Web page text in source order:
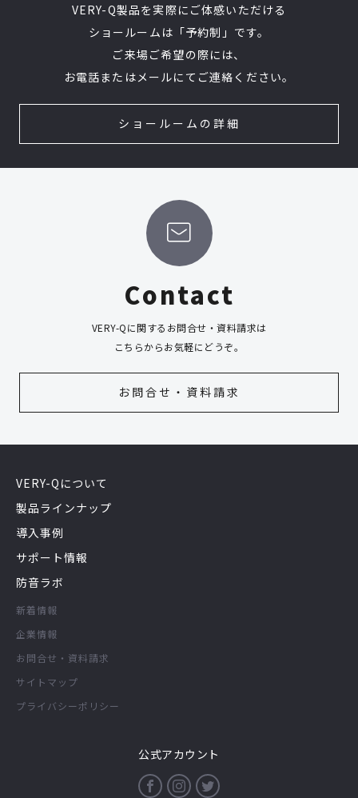
VERY-Q製品を実際にご体感いただける
ショールームは「予約制」です。
ご来場ご希望の際には、
お電話またはメールにてご連絡ください。
ショールームの詳細
Contact
VERY-Qに関するお問合せ・資料請求は
こちらからお気軽にどうぞ。
お問合せ・資料請求
VERY-Qについて
製品ラインナップ
導入事例
サポート情報
防音ラボ
新着情報
企業情報
お問合せ・資料請求
サイトマップ
プライバシーポリシー
公式アカウント